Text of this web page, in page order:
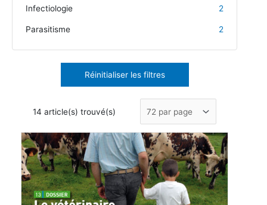
Infectiologie 2
Parasitisme 2
Réinitialiser les filtres
14 article(s) trouvé(s)